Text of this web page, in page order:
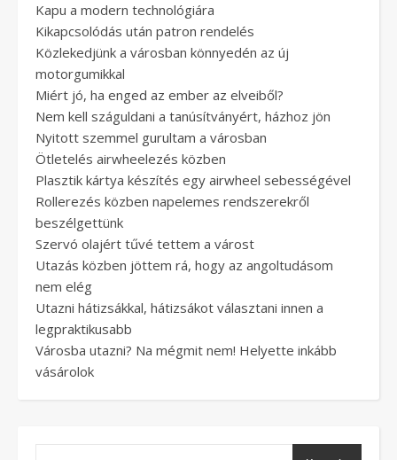
Kapu a modern technológiára
Kikapcsolódás után patron rendelés
Közlekedjünk a városban könnyedén az új
motorgumikkal
Miért jó, ha enged az ember az elveiből?
Nem kell száguldani a tanúsítványért, házhoz jön
Nyitott szemmel gurultam a városban
Ötletelés airwheelezés közben
Plasztik kártya készítés egy airwheel sebességével
Rollerezés közben napelemes rendszerekről
beszélgettünk
Szervó olajért tűvé tettem a várost
Utazás közben jöttem rá, hogy az angoltudásom
nem elég
Utazni hátizsákkal, hátizsákot választani innen a
legpraktikusabb
Városba utazni? Na mégmit nem! Helyette inkább
vásárolok